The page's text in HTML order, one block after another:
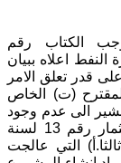
الكتاب رقم
كتاب وزارة النفط اعلاه ببيان
قدر تعلق الامر
(ت) الخاص
نشير الى عدم وجود
مانع من التنفيذ على وفق احكام قانون الاستثمار رقم 13 لسنة
المعدل مشيرين الى احكام المادة (10/ثالثا.أ) التي عالجت